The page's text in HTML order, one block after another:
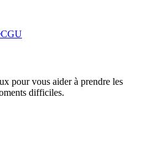
CGU
pour vous aider à prendre les
difficiles.